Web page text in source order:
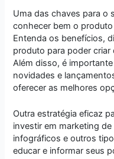
Uma das chaves para o
conhecer bem o
Entenda os benefícios,
produto para poder
Além disso, é
novidades e
oferecer as melhores
Outra estratégia eficaz
investir em marketing
infográficos e outros
educar e informar seus